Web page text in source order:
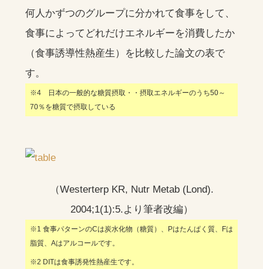
何人かずつのグループに分かれて食事をして、
食事によってどれだけエネルギーを消費したか
（食事誘導性熱産生）を比較した論文の表で
す。
※4 日本の一般的な糖質摂取・・摂取エネルギーのうち50～
70％を糖質で摂取している
（Westerterp KR, Nutr Metab (Lond).
2004;1(1):5.より筆者改編）
※1 食事パターンのCは炭水化物（糖質）、Pはたんぱく質、Fは
脂質、Aはアルコールです。
※2 DITは食事誘発性熱産生です。